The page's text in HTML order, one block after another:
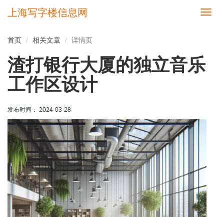
切
上海写字楼信息网
首页 相关文章 详情页
渣打银行大厦的独立音乐
工作区设计
发布时间： 2024-03-28